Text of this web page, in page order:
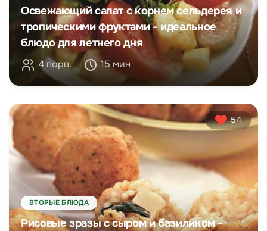
Освежающий салат с корнем сельдерея и
тропическими фруктами - идеальное
блюдо для летнего дня
4 порц. 15 мин
54
ВТОРЫЕ БЛЮДА
Рисовые зразы с сыром и базиликом -